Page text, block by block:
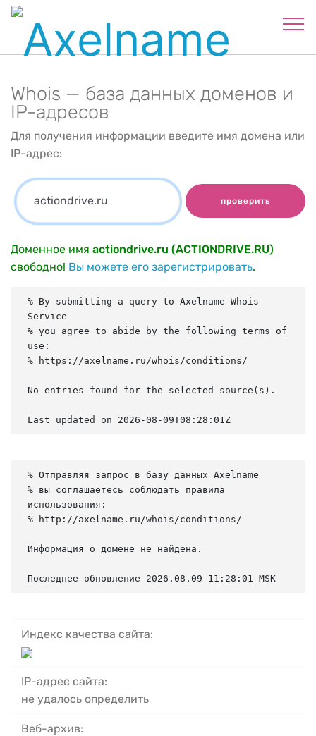
Whois — база данных доменов и
IP-адресов
Для получения информации введите имя домена или
IP-адрес:
проверить
Доменное имя actiondrive.ru (ACTIONDRIVE.RU)
свободно! Вы можете его зарегистрировать.
% By submitting a query to Axelname Whois
Service
% you agree to abide by the following terms of
use:
% https://axelname.ru/whois/conditions/
No entries found for the selected source(s).
Last updated on 2026-08-09T08:28:01Z
% Отправляя запрос в базу данных Axelname
% вы соглашаетесь соблюдать правила
использования:
% http://axelname.ru/whois/conditions/
Информация о домене не найдена.
Последнее обновление 2026.08.09 11:28:01 MSK
Индекс качества сайта:
IP-адрес сайта:
не удалось определить
Веб-архив: